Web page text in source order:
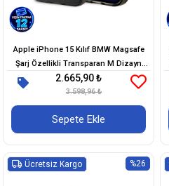
Apple iPhone 15 Kılıf BMW Magsafe
Şarj Özellikli Transparan M Dizayn
Orjinal Lisanslı Kapak
2.665,90 ₺
3.598,96 ₺
Sepete Ekle
%26
Ücretsiz Kargo